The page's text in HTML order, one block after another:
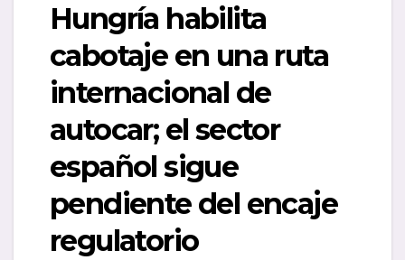
Hungría habilita
cabotaje en una ruta
internacional de
autocar; el sector
español sigue
pendiente del encaje
regulatorio